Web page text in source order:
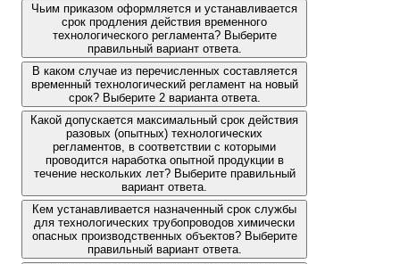
Чьим приказом оформляется и устанавливается
срок продления действия временного
технологического регламента? Выберите
правильный вариант ответа.
В каком случае из перечисленных составляется
временный технологический регламент на новый
срок? Выберите 2 варианта ответа.
Какой допускается максимальный срок действия
разовых (опытных) технологических
регламентов, в соответствии с которыми
проводится наработка опытной продукции в
течение нескольких лет? Выберите правильный
вариант ответа.
Кем устанавливается назначенный срок службы
для технологических трубопроводов химически
опасных производственных объектов? Выберите
правильный вариант ответа.